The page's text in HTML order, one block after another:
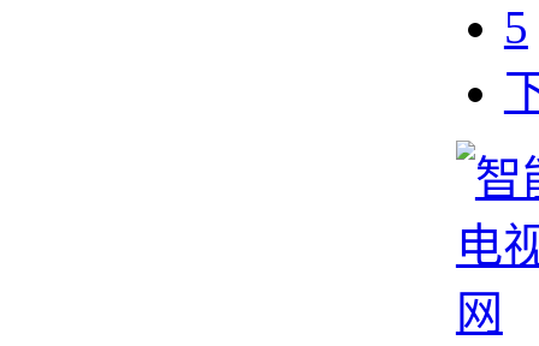
5